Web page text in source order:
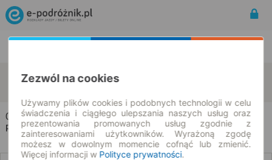
Caserta Częstochowa
Caserta → Częstochowa
Rozkład jazdy i bilety
Zezwól na cookies
Używamy plików cookies i podobnych technologii w celu
świadczenia i ciągłego ulepszania naszych usług oraz
prezentowania promowanych usług zgodnie z
zainteresowaniami użytkowników. Wyrażoną zgodę
możesz w dowolnym momencie cofnąć lub zmienić.
Więcej informacji w Polityce prywatności.